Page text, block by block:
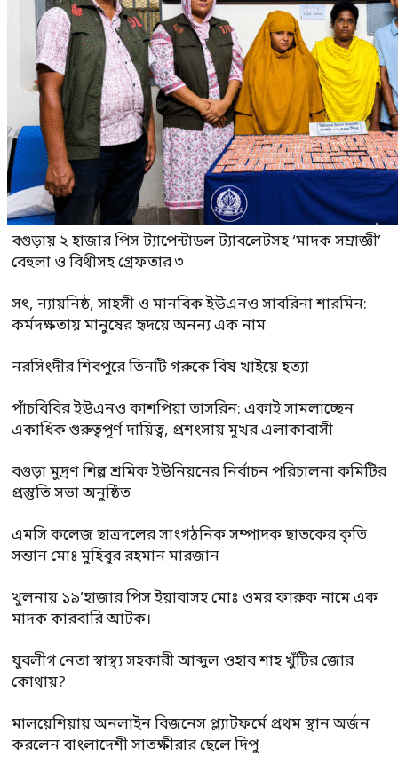
বগুড়ায় ২ হাজার পিস ট্যাপেন্টাডল ট্যাবলেটসহ ‘মাদক সম্রাজ্ঞী’
বেহুলা ও বিথীসহ গ্রেফতার ৩
সৎ, ন্যায়নিষ্ঠ, সাহসী ও মানবিক ইউএনও সাবরিনা শারমিন:
কর্মদক্ষতায় মানুষের হৃদয়ে অনন্য এক নাম
নরসিংদীর শিবপুরে তিনটি গরুকে বিষ খাইয়ে হত্যা
পাঁচবিবির ইউএনও কাশপিয়া তাসরিন: একাই সামলাচ্ছেন
একাধিক গুরুত্বপূর্ণ দায়িত্ব, প্রশংসায় মুখর এলাকাবাসী
বগুড়া মুদ্রণ শিল্প শ্রমিক ইউনিয়নের নির্বাচন পরিচালনা কমিটির
প্রস্তুতি সভা অনুষ্ঠিত
এমসি কলেজ ছাত্রদলের সাংগঠনিক সম্পাদক ছাতকের কৃতি
সন্তান মোঃ মুহিবুর রহমান মারজান
খুলনায় ১৯’হাজার পিস ইয়াবাসহ মোঃ ওমর ফারুক নামে এক
মাদক কারবারি আটক।
যুবলীগ নেতা স্বাস্থ্য সহকারী আব্দুল ওহাব শাহ খুঁটির জোর
কোথায়?
মালয়েশিয়ায় অনলাইন বিজনেস প্ল্যাটফর্মে প্রথম স্থান অর্জন
করলেন বাংলাদেশী সাতক্ষীরার ছেলে দিপু